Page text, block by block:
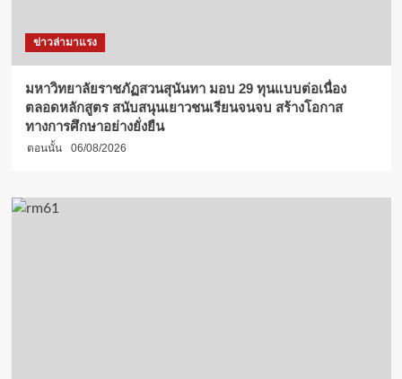
ข่าวล่ามาแรง
มหาวิทยาลัยราชภัฏสวนสุนันทา มอบ 29 ทุนแบบต่อเนื่อง
ตลอดหลักสูตร สนับสนุนเยาวชนเรียนจนจบ สร้างโอกาส
ทางการศึกษาอย่างยั่งยืน
ตอนนั้น 06/08/2026